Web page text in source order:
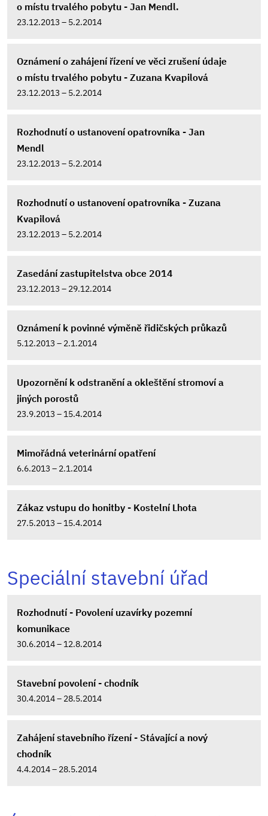
o místu trvalého pobytu - Jan Mendl.
23.12.2013 – 5.2.2014
Oznámení o zahájení řízení ve věci zrušení údaje
o místu trvalého pobytu - Zuzana Kvapilová
23.12.2013 – 5.2.2014
Rozhodnutí o ustanovení opatrovníka - Jan
Mendl
23.12.2013 – 5.2.2014
Rozhodnutí o ustanovení opatrovníka - Zuzana
Kvapilová
23.12.2013 – 5.2.2014
Zasedání zastupitelstva obce 2014
23.12.2013 – 29.12.2014
Oznámení k povinné výměně řidičských průkazů
5.12.2013 – 2.1.2014
Upozornění k odstranění a okleštění stromoví a
jiných porostů
23.9.2013 – 15.4.2014
Mimořádná veterinární opatření
6.6.2013 – 2.1.2014
Zákaz vstupu do honitby - Kostelní Lhota
27.5.2013 – 15.4.2014
Speciální stavební úřad
Rozhodnutí - Povolení uzavírky pozemní
komunikace
30.6.2014 – 12.8.2014
Stavební povolení - chodník
30.4.2014 – 28.5.2014
Zahájení stavebního řízení - Stávající a nový
chodník
4.4.2014 – 28.5.2014